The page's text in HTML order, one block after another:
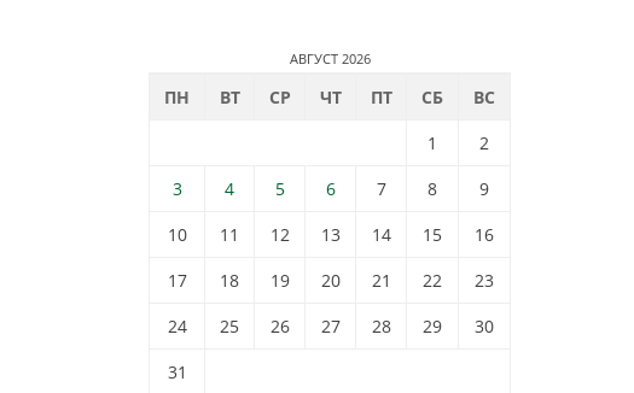
АВГУСТ 2026
ПН ВТ СР ЧТ ПТ СБ
ВС
1
2
3
4 5 6 7 8
9
10
11 12 13 14 15
16
17
18 19 20 21 22
23
24
25 26 27 28 29
30
31